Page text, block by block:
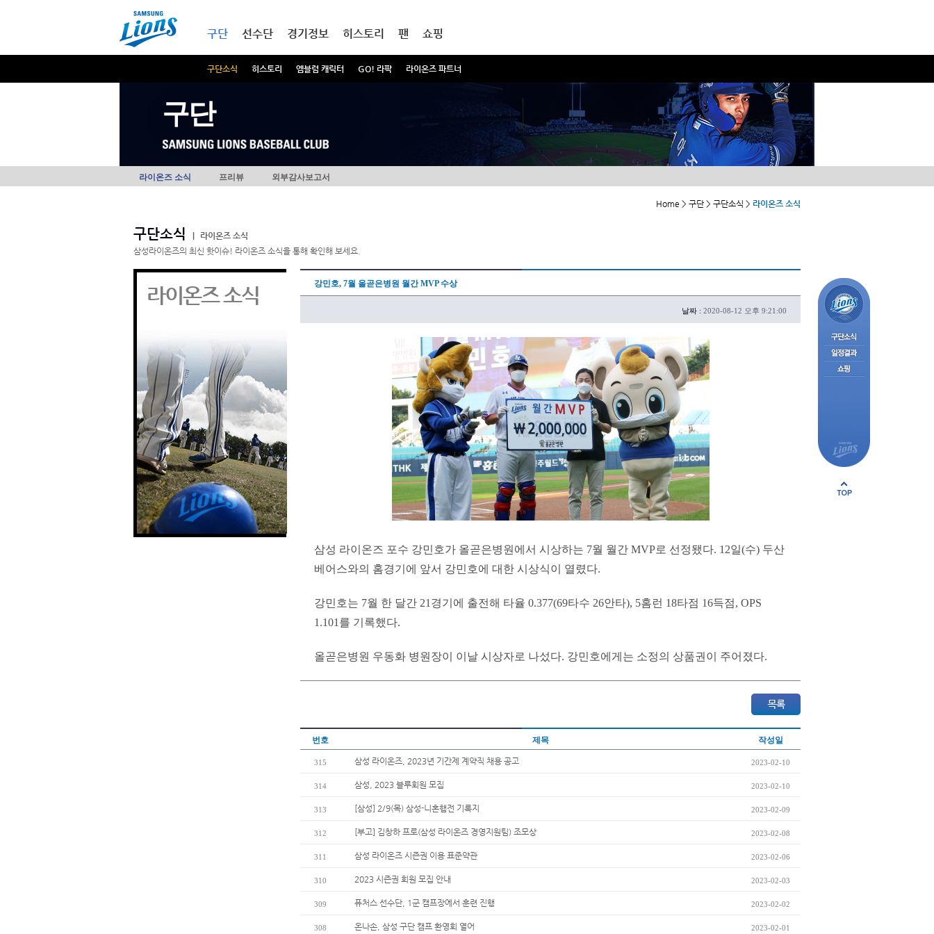
구단
구단소식 히스토리 엠블럼 캐릭터 GO! 라팍 라이온즈 파트너
선수단 경기정보 히스토리 팬 쇼핑
구단
라이온즈 소식 프리뷰 외부감사보고서
Home > 구단 > 구단소식 > 라이온즈 소식
구단소식
라이온즈 소식
삼성라이온즈의 최신 핫이슈! 라이온즈 소식을 통해 확인해 보세요.
라이온즈 소식 강민호, 7월 올곧은병원 월간 MVP 수상
날짜 : 2020-08-12 오후 9:21:00
삼성 라이온즈 포수 강민호가 올곧은병원에서 시상하는 7월 월간 MVP로 선정됐다. 12일(수) 두산
베어스와의 홈경기에 앞서 강민호에 대한 시상식이 열렸다.
강민호는 7월 한 달간 21경기에 출전해 타율 0.377(69타수 26안타), 5홈런 18타점 16득점, OPS
1.101를 기록했다.
올곧은병원 우동화 병원장이 이날 시상자로 나섰다. 강민호에게는 소정의 상품권이 주어졌다.
번호 제목 작성일
315 삼성 라이온즈, 2023년 기간제 계약직 채용 공고 2023-02-10
314 삼성, 2023 블루회원 모집 2023-02-10
313 [삼성] 2/9(목) 삼성-니혼햄전 기록지 2023-02-09
312 [부고] 김창하 프로(삼성 라이온즈 경영지원팀) 조모상 2023-02-08
311 삼성 라이온즈 시즌권 이용 표준약관 2023-02-06
310 2023 시즌권 회원 모집 안내 2023-02-03
309 퓨처스 선수단, 1군 캠프장에서 훈련 진행 2023-02-02
308 온나손, 삼성 구단 캠프 환영회 열어 2023-02-01